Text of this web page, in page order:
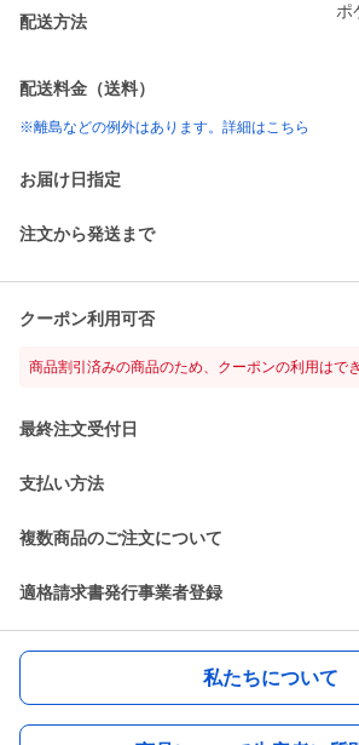
配送方法
ポ
配送料金（送料）
※離島などの例外はあります。詳細はこちら
お届け日指定
注文から発送まで
クーポン利用可否
商品割引済みの商品のため、クーポンの利用はで
最終注文受付日
支払い方法
複数商品のご注文について
適格請求書発行事業者登録
私たちについて